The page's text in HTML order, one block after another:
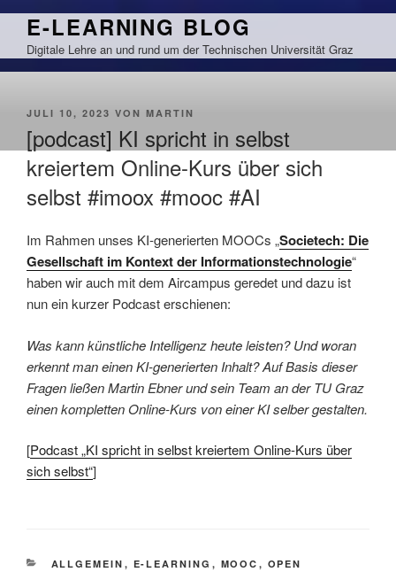
Zum
springen
E-LEARNING BLOG
Digitale Lehre an und rund um der Technischen Universität Graz
VERÖFFENTLICHT
JULI 10, 2023 VON MARTIN
[podcast] KI spricht in selbst
kreiertem Online-Kurs über sich
selbst #imoox #mooc #AI
Im Rahmen unses KI-generierten MOOCs „Societech: Die
Gesellschaft im Kontext der Informationstechnologie“
haben wir auch mit dem Aircampus geredet und dazu ist
nun ein kurzer Podcast erschienen:
Was kann künstliche Intelligenz heute leisten? Und woran
erkennt man einen KI-generierten Inhalt? Auf Basis dieser
Fragen ließen Martin Ebner und sein Team an der TU Graz
einen kompletten Online-Kurs von einer KI selber gestalten.
[Podcast „KI spricht in selbst kreiertem Online-Kurs über
sich selbst“]
KATEGORIEN
ALLGEMEIN , E-LEARNING , MOOC , OPEN